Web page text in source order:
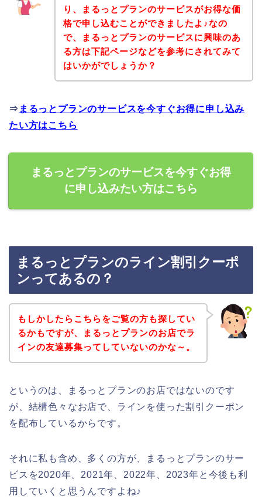
り、まるっとプランのサービスがお得な価
格で申し込むことができましたよ♪なの
で、まるっとプランのサービスに興味のあ
る方は下記ページなどを参考にされてみて
はいかがでしょうか？
⇒ まるっとプランのサービスを今すぐお得に申し込み
たい方はこちら
まるっとプランのサービスを今すぐお得
に申し込みたい方はこちら
まるっとプランのライン割引クーポ
ンってあるの？
もしかしたらこちらをご覧の方も探してい
るかもですが、まるっとプランのお店でラ
インの友達募集ってしていないのかな～。
というのは、まるっとプランのお店ではないのです
が、結構色々なお店で、ラインを使った割引クーポン
を配布しているからです。
それに私も含め、多くの方が、まるっとプランのサー
ビスを2020年、2021年、2022年、2023年と今後も利
用していくと思うんですよね♪